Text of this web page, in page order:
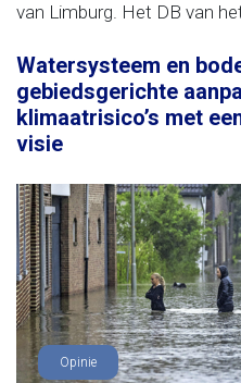
van Limburg. Het DB van
Watersysteem en
gebiedsgerichte
klimaatrisico’s met
visie
Opinie